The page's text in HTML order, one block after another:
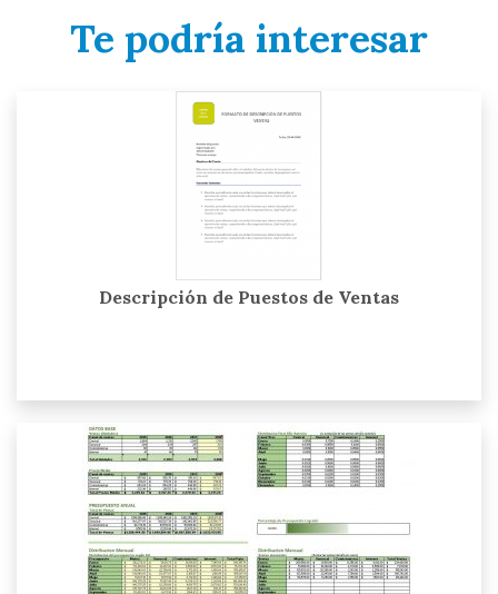
Te podría interesar
Descripción de Puestos de Ventas